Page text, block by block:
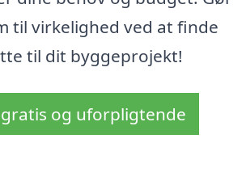
til virkelighed ved at finde
til dit byggeprojekt!
og uforpligtende